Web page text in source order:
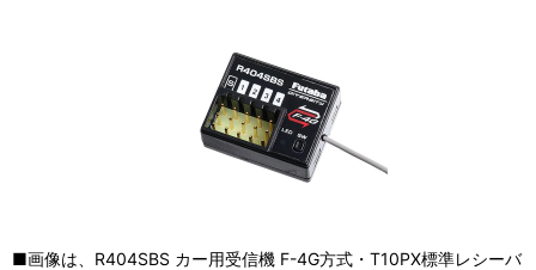
■画像は、R404SBS カー用受信機 F-4G方式・T10PX標準レシーバ